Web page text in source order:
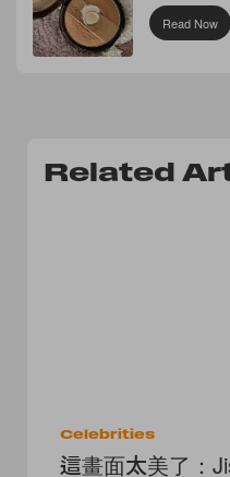
Read Now
Related
Celebrities
這畫面太美了：